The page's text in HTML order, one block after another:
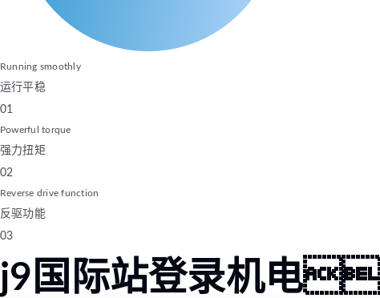
Running smoothly
运行平稳
01
Powerful torque
强力扭矩
02
Reverse drive function
反驱功能
03
j9国际站登录机电